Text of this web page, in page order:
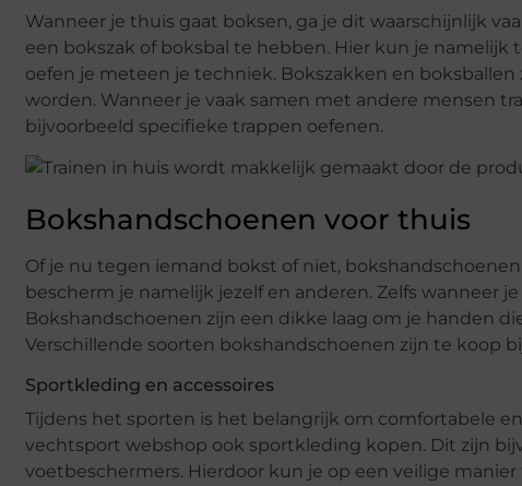
Wanneer je thuis gaat boksen, ga je dit waarschijnlijk
een bokszak of boksbal te hebben. Hier kun je
oefen je meteen je techniek. Bokszakken en
worden. Wanneer je vaak samen met andere mensen
bijvoorbeeld specifieke trappen oefenen.
Bokshandschoenen voor thuis
Of je nu tegen iemand bokst of niet,
bescherm je namelijk jezelf en anderen. Zelfs wanneer
Bokshandschoenen zijn een dikke laag om je handen
Verschillende soorten bokshandschoenen zijn te koop
Sportkleding en accessoires
Tijdens het sporten is het belangrijk om comfortabele
vechtsport webshop ook sportkleding kopen. Dit zijn
voetbeschermers. Hierdoor kun je op een veilige